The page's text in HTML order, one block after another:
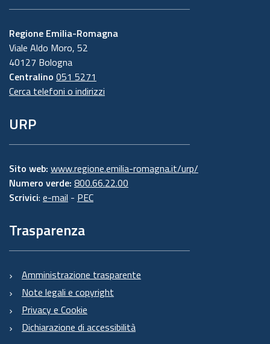
Regione Emilia-Romagna
Viale Aldo Moro, 52
40127 Bologna
Centralino 051 5271
Cerca telefoni o indirizzi
URP
Sito web: www.regione.emilia-romagna.it/urp/
Numero verde: 800.66.22.00
Scrivici: e-mail - PEC
Trasparenza
Amministrazione trasparente
Note legali e copyright
Privacy e Cookie
Dichiarazione di accessibilità